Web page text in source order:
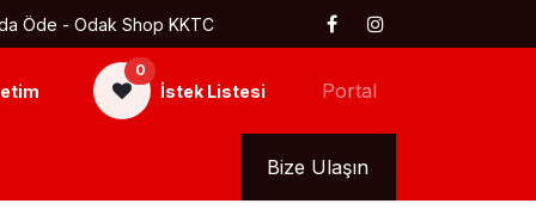
Öde - Odak Shop KKTC
0
İstek Listesi Portal
Bize Ulaşın